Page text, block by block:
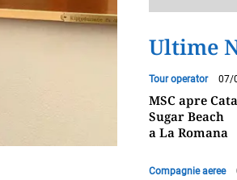
Ultime
Tour operator 07/
MSC apre
Sugar Beach
a La Romana
Compagnie aeree